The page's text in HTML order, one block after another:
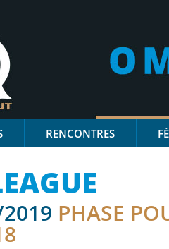
RENCONTRES
PHASE